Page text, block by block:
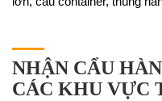
NHẬN CẨU
CÁC KHU VỰC